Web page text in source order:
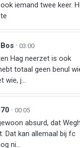
iemand twee keer.
· 03:00
Hag neerzet is ook
totaal geen benul
wie, j...
· 00:05
absurd, dat
Dat kan allemaal bij fc
ni...